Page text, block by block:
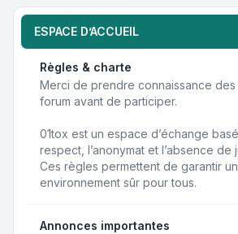
ESPACE D’ACCUEIL
Règles & charte
Merci de prendre connaissance
forum avant de participer.
01tox est un espace d’échange
respect, l’anonymat et l’absence de
Ces règles permettent de garantir un
environnement sûr pour tous.
Annonces importantes